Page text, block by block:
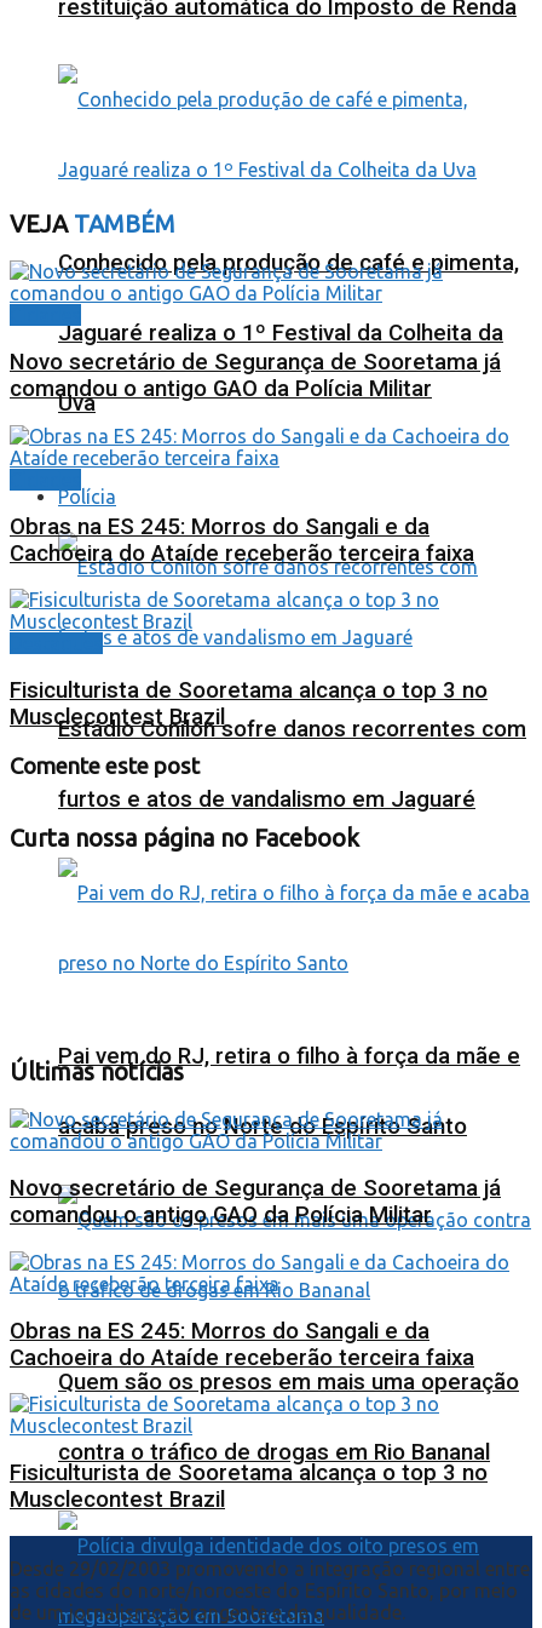
restituição automática do Imposto de Renda
Conhecido pela produção de café e pimenta,
Jaguaré realiza o 1º Festival da Colheita da
Uva
Polícia
Estádio Conilon sofre danos recorrentes com
furtos e atos de vandalismo em Jaguaré
Pai vem do RJ, retira o filho à força da mãe e
acaba preso no Norte do Espírito Santo
Quem são os presos em mais uma operação
contra o tráfico de drogas em Rio Bananal
VEJATAMBÉM
Novo secretário de Segurança de Sooretama já
comandou o antigo GAO da Polícia Militar
Obras na ES 245: Morros do Sangali e da
Cachoeira do Ataíde receberão terceira faixa
Fisiculturista de Sooretama alcança o top 3 no
Musclecontest Brazil
Comente este post
Curta nossa página no Facebook
Últimas notícias
Novo secretário de Segurança de Sooretama já
comandou o antigo GAO da Polícia Militar
Obras na ES 245: Morros do Sangali e da
Cachoeira do Ataíde receberão terceira faixa
Fisiculturista de Sooretama alcança o top 3 no
Musclecontest Brazil
Desde 29/02/2003 promovendo a integração regional entre
as cidades do norte/noroeste do Espírito Santo, por meio
de um jornalismo abrangente e de qualidade.